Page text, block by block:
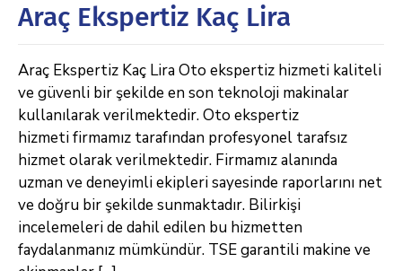
Araç Ekspertiz Kaç Lira
Araç Ekspertiz Kaç Lira Oto ekspertiz hizmeti kaliteli
ve güvenli bir şekilde en son teknoloji makinalar
kullanılarak verilmektedir. Oto ekspertiz
hizmeti firmamız tarafından profesyonel tarafsız
hizmet olarak verilmektedir. Firmamız alanında
uzman ve deneyimli ekipleri sayesinde raporlarını net
ve doğru bir şekilde sunmaktadır. Bilirkişi
incelemeleri de dahil edilen bu hizmetten
faydalanmanız mümkündür. TSE garantili makine ve